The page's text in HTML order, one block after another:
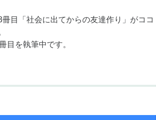
「社会に出てからの友達作り」がココ
目を執筆中です。